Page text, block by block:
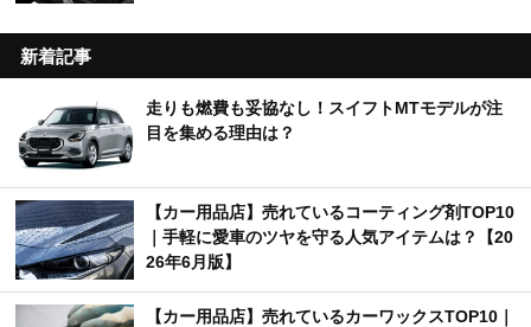
新着記事
走りも燃費も妥協なし！スイフトMTモデルが注
目を集める理由は？
【カー用品店】売れているコーティング剤TOP10
｜手軽に愛車のツヤを守る人気アイテムは？【20
26年6月版】
【カー用品店】売れているカーワックスTOP10｜